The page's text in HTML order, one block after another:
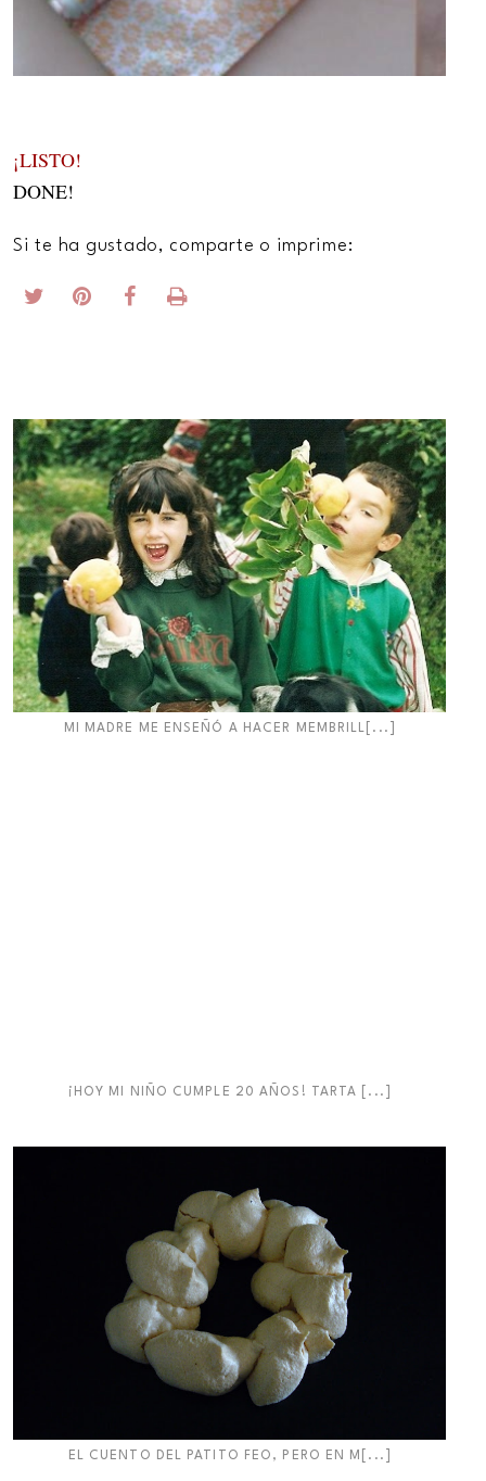
¡LISTO!
DONE!
Si te ha gustado, comparte o imprime:
MI MADRE ME ENSEÑÓ A HACER MEMBRILL[...]
¡HOY MI NIÑO CUMPLE 20 AÑOS! TARTA [...]
EL CUENTO DEL PATITO FEO, PERO EN M[...]